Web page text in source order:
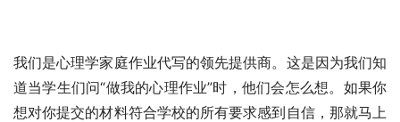
我们是心理学家庭作业代写的领先提供商。这是因为我们知
道当学生们问“做我的心理作业”时，他们会怎么想。如果你
想对你提交的材料符合学校的所有要求感到自信，那就马上